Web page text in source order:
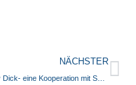
NÄCHSTER
Moby Dick- eine Kooperation mit Shakespeare Frankfurt und dem mre